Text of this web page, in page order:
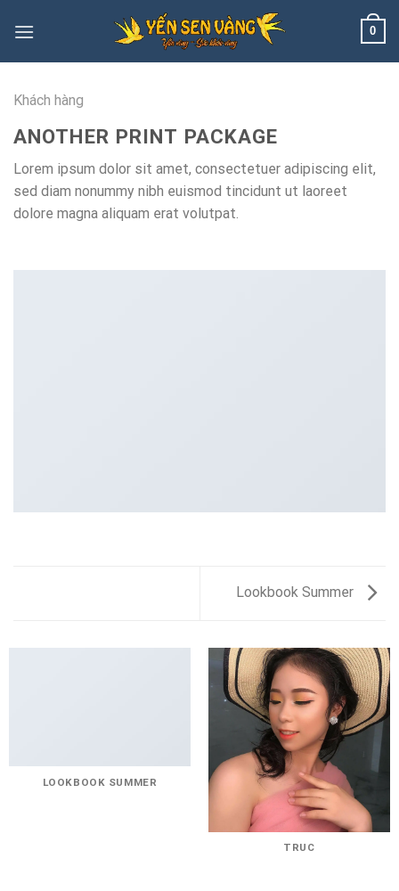
0
Khách hàng
ANOTHER PRINT PACKAGE
Lorem ipsum dolor sit amet, consectetuer adipiscing elit,
sed diam nonummy nibh euismod tincidunt ut laoreet
dolore magna aliquam erat volutpat.
Lookbook Summer
LOOKBOOK SUMMER
TRUC